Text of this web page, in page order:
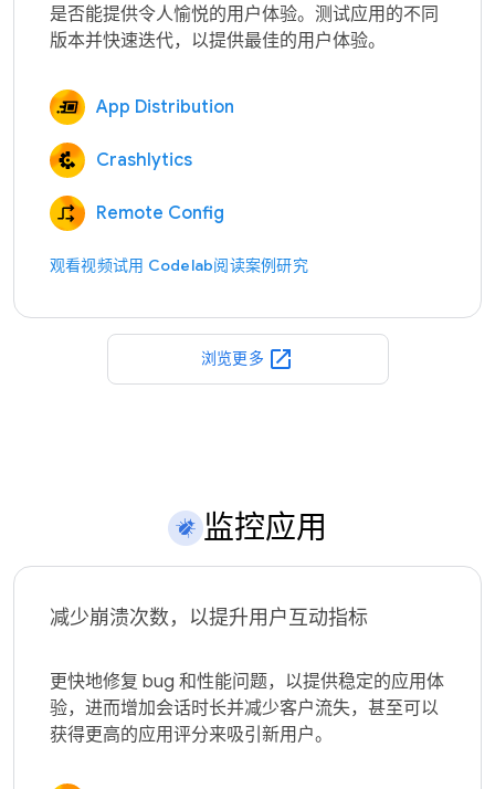
是否能提供令人愉悦的用户体验。测试应用的不同
App Distribution
Crashlytics
Remote Config
观看视频试用 Codelab阅读案例研究
浏览更多 open_in_new
监控应用
减少崩溃次数，以提升用户互动指标
更快地修复 bug 和性能问题，以提供稳定的应用体
验，进而增加会话时长并减少客户流失，甚至可以